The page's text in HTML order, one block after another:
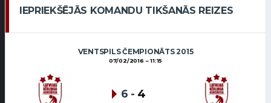
IEPRIEKŠĒJĀS KOMANDU TIKŠANĀS REIZES
VENTSPILS ČEMPIONĀTS 2015
07/02/2016 11:15
6 - 4